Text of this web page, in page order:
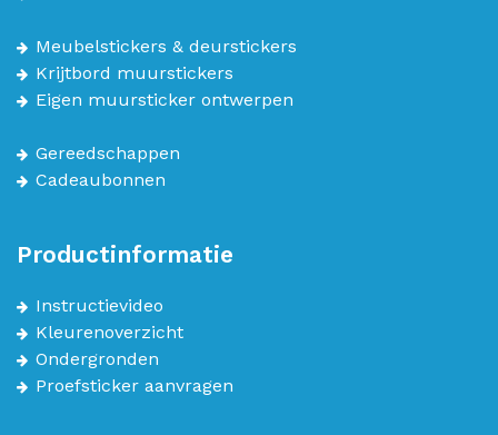
Meubelstickers & deurstickers
Krijtbord muurstickers
Eigen muursticker ontwerpen
Gereedschappen
Cadeaubonnen
Productinformatie
Instructievideo
Kleurenoverzicht
Ondergronden
Proefsticker aanvragen